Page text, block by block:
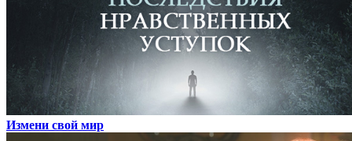
Измени свой мир